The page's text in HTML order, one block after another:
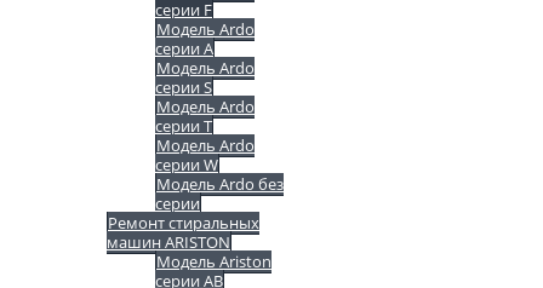
серии F
Модель Ardo
серии A
Модель Ardo
серии S
Модель Ardo
серии T
Модель Ardo
серии W
Модель Ardo без
серии
Ремонт стиральных
машин ARISTON
Модель Ariston
серии AB